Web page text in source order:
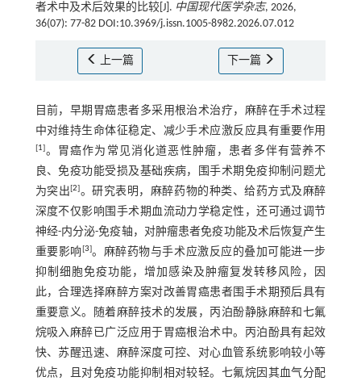
者术中及术后效果的比较[J]. 中国现代医学杂志, 2026,
36(07): 77-82 DOI:10.3969/j.issn.1005-8982.2026.07.012
上一篇 下一篇
目前，早期胃癌患者多采用根治术治疗，麻醉在手术过程
中对维持生命体征稳定、减少手术应激反应具有重要作用
[1]。胃癌作为常见消化道恶性肿瘤，患者多伴有营养不
良、免疫功能受损及基础疾病，围手术期免疫抑制问题尤
为突出[2]。研究表明，麻醉药物的种类、给药方式及麻醉
深度不仅影响围手术期血流动力学稳定性，还可通过调节
神经-内分泌-免疫轴，对肿瘤患者免疫功能及术后恢复产生
重要影响 [3]。麻醉药物与手术应激反应的叠加可能进一步
抑制细胞免疫功能，增加感染及肿瘤复发转移风险，因
此，合理选择麻醉方案对改善胃癌患者围手术期预后具有
重要意义。随着麻醉技术的发展，丙泊酚静脉麻醉和七氟
烷吸入麻醉已广泛应用于胃癌根治术中。丙泊酚具有起效
快、苏醒迅速、麻醉深度可控、对心血管系统影响较小等
优点，且对免疫功能抑制相对较轻。七氟烷因其血气分配